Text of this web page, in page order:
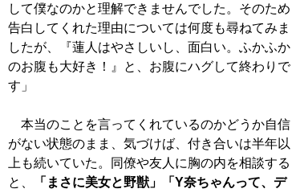
して僕なのかと理解できませんでした。そのため
告白してくれた理由については何度も尋ねてみま
したが、『蓮人はやさしいし、面白い。ふかふか
のお腹も大好き！』と、お腹にハグして終わりで
す」
本当のことを言ってくれているのかどうか自信
がない状態のまま、気づけば、付き合いは半年以
上も続いていた。同僚や友人に胸の内を相談する
と、
「まさに美女と野獣」「Y奈ちゃんって、デ